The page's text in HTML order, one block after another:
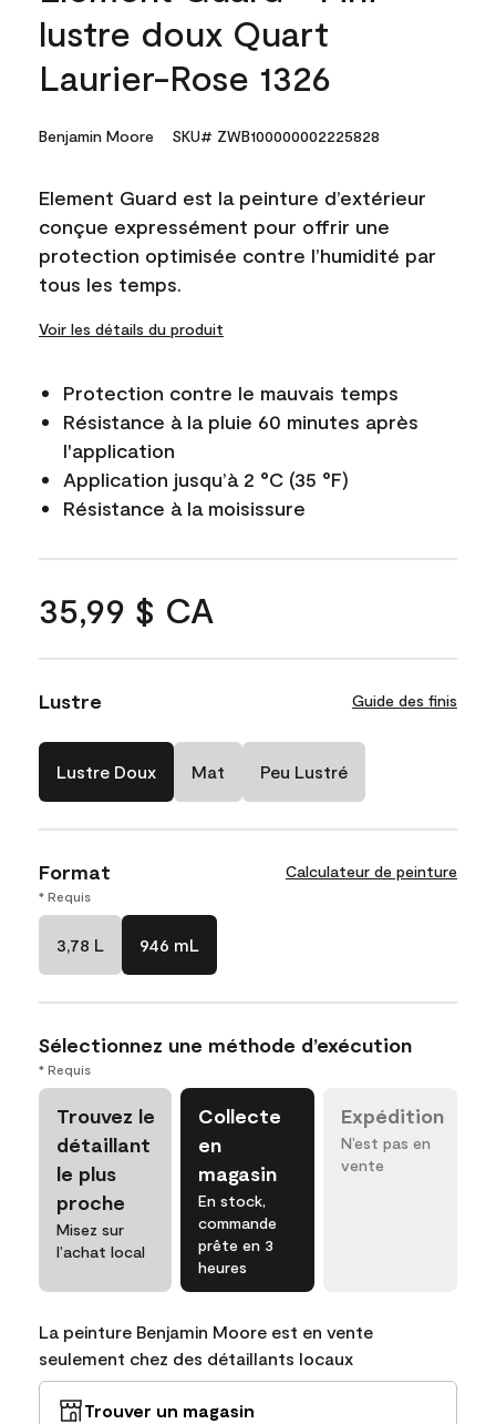
lustre doux Quart
Laurier-Rose 1326
Benjamin Moore SKU# ZWB100000002225828
Element Guard est la peinture d’extérieur
conçue expressément pour offrir une
protection optimisée contre l’humidité par
tous les temps.
Voir les détails du produit
Protection contre le mauvais temps
Résistance à la pluie 60 minutes après
l'application
Application jusqu’à 2 °C (35 °F)
Résistance à la moisissure
35,99 $ CA
Lustre Guide des finis
Lustre Doux Mat Peu Lustré
Format Calculateur de peinture
* Requis
3,78 L 946 mL
Sélectionnez une méthode d’exécution
* Requis
Trouvez le
détaillant
le plus
proche
Misez sur
l’achat local
Collecte
en
magasin
En stock,
commande
prête en 3
heures
Expédition
N’est pas en
vente
La peinture Benjamin Moore est en vente
seulement chez des détaillants locaux
Trouver un magasin